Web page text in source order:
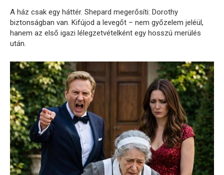
A ház csak egy háttér. Shepard megerősíti: Dorothy
biztonságban van. Kifújod a levegőt – nem győzelem jeléül,
hanem az első igazi lélegzetvételként egy hosszú merülés
után.